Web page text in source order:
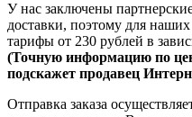
У нас заключены
доставки, поэтому для
тарифы от 230 рублей в
(Точную информацию по
подскажет продавец
Отправка заказа